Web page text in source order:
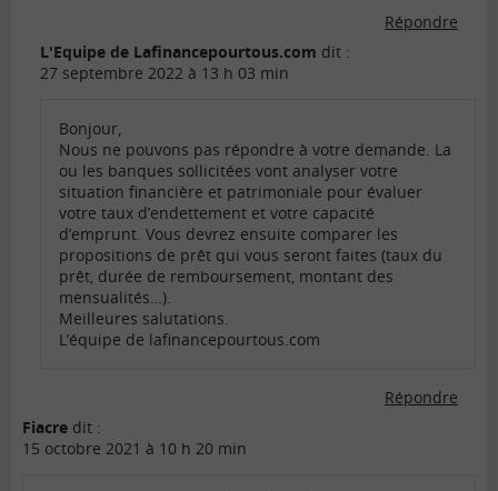
Répondre
L'Equipe de Lafinancepourtous.com dit :
27 septembre 2022 à 13 h 03 min
Bonjour,
Nous ne pouvons pas répondre à votre demande. La
ou les banques sollicitées vont analyser votre
situation financière et patrimoniale pour évaluer
votre taux d’endettement et votre capacité
d’emprunt. Vous devrez ensuite comparer les
propositions de prêt qui vous seront faites (taux du
prêt, durée de remboursement, montant des
mensualités…).
Meilleures salutations.
L’équipe de lafinancepourtous.com
Répondre
Fiacre dit :
15 octobre 2021 à 10 h 20 min